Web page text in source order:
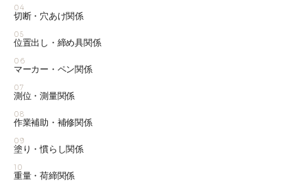
04
切断・穴あけ関係
05
位置出し・締め具関係
06
マーカー・ペン関係
07
測位・測量関係
08
作業補助・補修関係
09
塗り・慣らし関係
10
重量・荷締関係